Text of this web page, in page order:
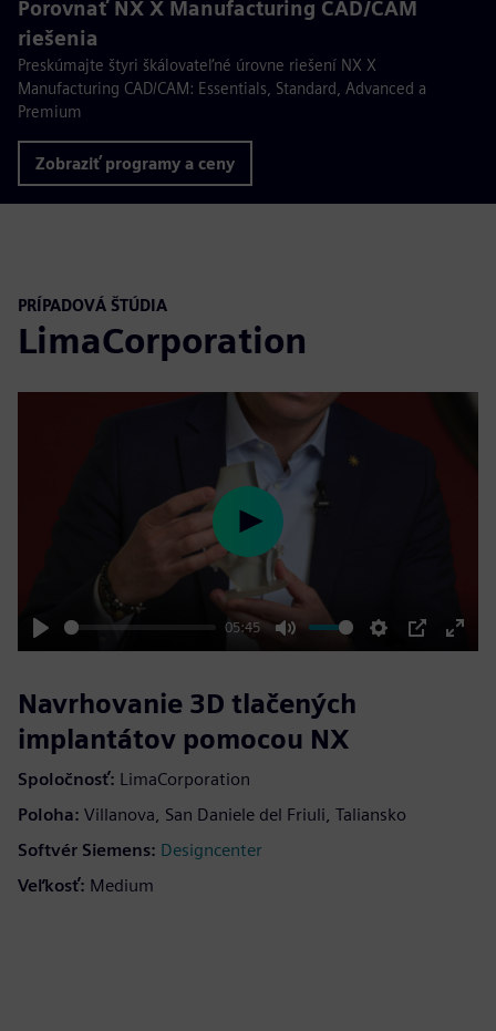
Porovnať NX X Manufacturing CAD/CAM
riešenia
Preskúmajte štyri škálovateľné úrovne riešení NX X
Manufacturing CAD/CAM: Essentials, Standard, Advanced a
Premium
Zobraziť programy a ceny
PRÍPADOVÁ ŠTÚDIA
LimaCorporation
Play
05:45
Mute Settings
PIP
Enter
Play
Navrhovanie 3D tlačených
implantátov pomocou NX
Spoločnosť: LimaCorporation
Poloha: Villanova, San Daniele del Friuli, Taliansko
Softvér Siemens: Designcenter
Veľkosť: Medium